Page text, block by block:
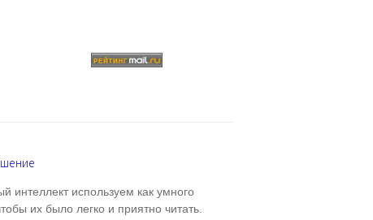
используем как умного
их было легко и приятно читать.